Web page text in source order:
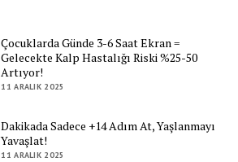
Çocuklarda Günde 3-6 Saat Ekran =
Gelecekte Kalp Hastalığı Riski %25-50
Artıyor!
11 ARALIK 2025
Dakikada Sadece +14 Adım At, Yaşlanmayı
Yavaşlat!
11 ARALIK 2025